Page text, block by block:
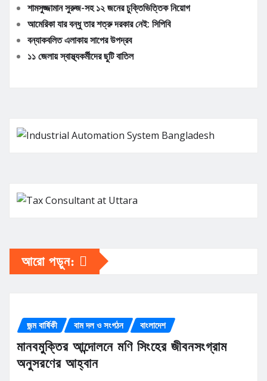
শামসুজ্জামান সুরুজ-সহ ১২ জনের চুক্তিভিত্তিক নিয়োগ
আমেরিকা যার বন্ধু তার শত্রু দরকার নেই: সিপিবি
বন্যাকবলিত এলাকায় সাপের উপদ্রব
১১ জেলায় স্বাস্থ্যকর্মীদের ছুটি বাতিল
আরো পড়ুন:
জন্ম বার্ষিকী বাম দল ও সংগঠন বাংলাদেশ
মানবমুক্তির আন্দোলনে মণি সিংহের জীবনসংগ্রাম
অনুসরণের আহ্বান